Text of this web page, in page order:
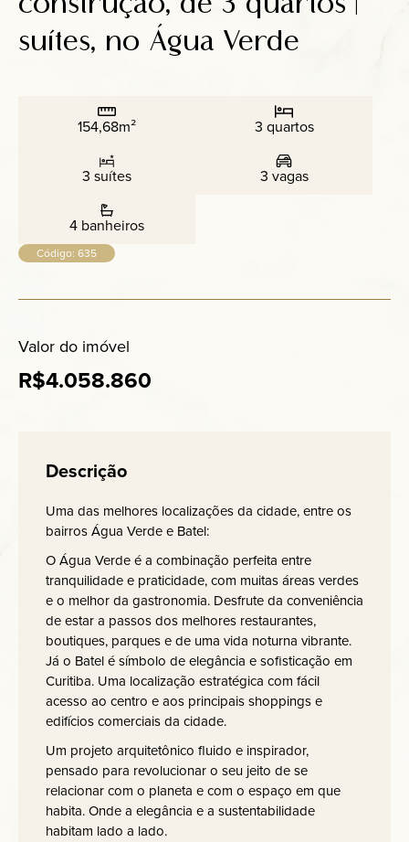
Anuncie
suítes, no Água Verde
154,68m² 3 quartos
3 suítes 3 vagas
4 banheiros
Código: 635
Valor do imóvel
R$4.058.860
Descrição
Uma das melhores localizações da cidade, entre os
bairros Água Verde e Batel:
O Água Verde é a combinação perfeita entre
tranquilidade e praticidade, com muitas áreas verdes
e o melhor da gastronomia. Desfrute da conveniência
de estar a passos dos melhores restaurantes,
boutiques, parques e de uma vida noturna vibrante.
Já o Batel é símbolo de elegância e sofisticação em
Curitiba. Uma localização estratégica com fácil
acesso ao centro e aos principais shoppings e
edifícios comerciais da cidade.
Um projeto arquitetônico fluido e inspirador,
pensado para revolucionar o seu jeito de se
relacionar com o planeta e com o espaço em que
habita. Onde a elegância e a sustentabilidade
habitam lado a lado.